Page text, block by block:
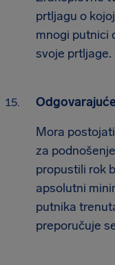
prtljagu o
mnogi putnici
svoje prtljage.
Mora
za
propustili rok
apsolutni
putnika
preporučuje